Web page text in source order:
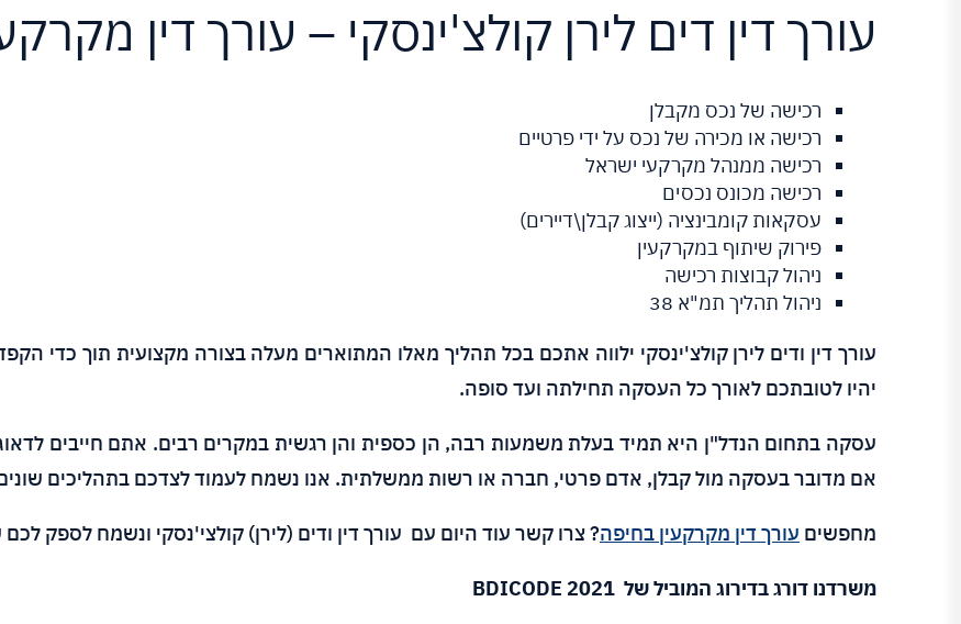
עורך דין דים לירן קולצ'ינסקי – עורך דין
רכישה של נכס מקבלן
רכישה או מכירה של נכס על ידי פרטיים
רכישה ממנהל מקרקעי ישראל
רכישה מכונס נכסים
עסקאות קומבינציה (ייצוג קבלן\דיירים)
פירוק שיתוף במקרקעין
ניהול קבוצות רכישה
ניהול תהליך תמ"א 38
עורך דין ודים לירן קולצ'ינסקי ילווה אתכם בכל תהליך מאלו המתוארים מעלה בצורה מקצועית תוך כדי
יהיו לטובתכם לאורך כל העסקה תחילתה ועד סופה.
עסקה בתחום הנדל"ן היא תמיד בעלת משמעות רבה, הן כספית והן רגשית במקרים רבים. אתם חייבים
אם מדובר בעסקה מול קבלן, אדם פרטי, חברה או רשות ממשלתית. אנו נשמח לעמוד לצדכם בתהליכים
מחפשים עורך דין מקרקעין בחיפה? צרו קשר עוד היום עם עורך דין ודים (לירן) קולצי'נסקי ונשמח לספק לכם
משרדנו דורג בדירוג המוביל של BDICODE 2021